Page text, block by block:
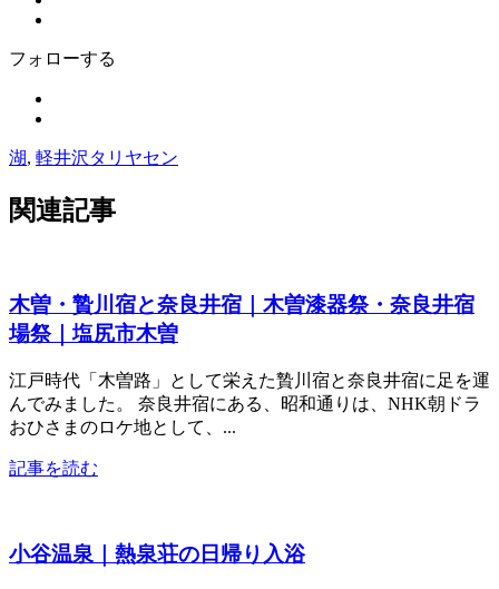
フォローする
湖, 軽井沢タリヤセン
関連記事
木曽・贄川宿と奈良井宿｜木曽漆器祭・奈良井宿
場祭｜塩尻市木曽
江戸時代「木曽路」として栄えた贄川宿と奈良井宿に足を運
んでみました。 奈良井宿にある、昭和通りは、NHK朝ドラ
おひさまのロケ地として、...
記事を読む
小谷温泉｜熱泉荘の日帰り入浴